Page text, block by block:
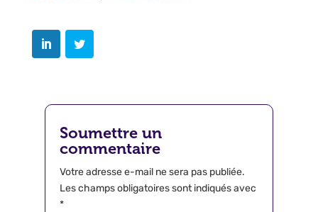
Soumettre un
commentaire
Votre adresse e-mail ne sera pas publiée.
Les champs obligatoires sont indiqués avec
*